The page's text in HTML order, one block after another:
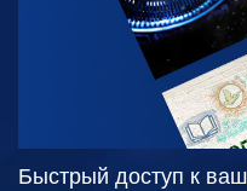
Быстрый доступ к